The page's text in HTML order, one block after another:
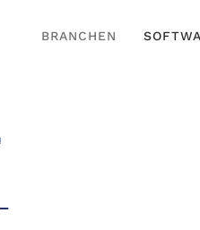
BRANCHEN